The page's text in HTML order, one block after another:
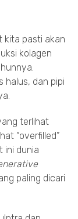
kita pasti akan
kolagen
halus, dan pipi
terlihat
“overfilled”
ini dunia
paling dicari